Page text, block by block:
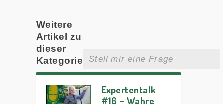
Weitere
Artikel zu
dieser
Kategorie
Expertentalk
#16 – Wahre